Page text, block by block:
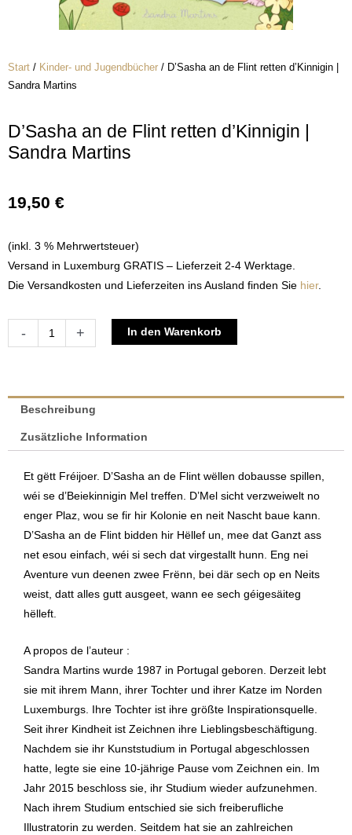
Start / Kinder- und Jugendbücher / D’Sasha an de Flint retten d’Kinnigin |
Sandra Martins
D’Sasha an de Flint retten d’Kinnigin |
Sandra Martins
19,50 €
(inkl. 3 % Mehrwertsteuer)
Versand in Luxemburg GRATIS – Lieferzeit 2-4 Werktage.
Die Versandkosten und Lieferzeiten ins Ausland finden Sie hier.
-
D'Sasha
retten
Martins
Menge
+ In den Warenkorb
Beschreibung
Zusätzliche Information
Et gëtt Fréijoer. D’Sasha an de Flint wëllen dobausse spillen,
wéi se d’Beiekinnigin Mel treffen. D’Mel sicht verzweiwelt no
enger Plaz, wou se fir hir Kolonie en neit Nascht baue kann.
D’Sasha an de Flint bidden hir Hëllef un, mee dat Ganzt ass
net esou einfach, wéi si sech dat virgestallt hunn. Eng nei
Aventure vun deenen zwee Frënn, bei där sech op en Neits
weist, datt alles gutt ausgeet, wann ee sech géigesäiteg
hëlleft.
A propos de l’auteur :
Sandra Martins wurde 1987 in Portugal geboren. Derzeit lebt
sie mit ihrem Mann, ihrer Tochter und ihrer Katze im Norden
Luxemburgs. Ihre Tochter ist ihre größte Inspirationsquelle.
Seit ihrer Kindheit ist Zeichnen ihre Lieblingsbeschäftigung.
Nachdem sie ihr Kunststudium in Portugal abgeschlossen
hatte, legte sie eine 10-jährige Pause vom Zeichnen ein. Im
Jahr 2015 beschloss sie, ihr Studium wieder aufzunehmen.
Nach ihrem Studium entschied sie sich freiberufliche
Illustratorin zu werden. Seitdem hat sie an zahlreichen